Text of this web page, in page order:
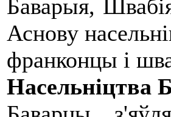
Баварыя,
Аснову
франконцы і
Насельніцтва